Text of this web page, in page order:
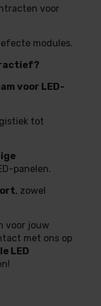
voor
modules.
voor LED-
tot
panelen.
, zowel
voor jouw
met ons op
LED